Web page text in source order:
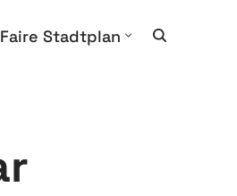
Stadtplan